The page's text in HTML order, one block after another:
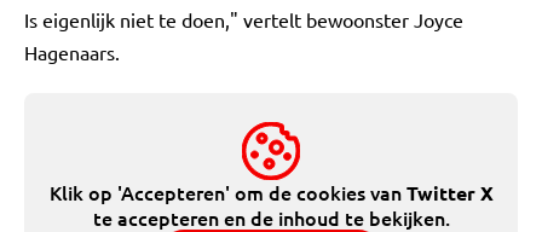
Is eigenlijk niet te doen," vertelt bewoonster Joyce
Hagenaars.
Klik op 'Accepteren' om de cookies vanTwitter X
te accepteren en de inhoud te bekijken.